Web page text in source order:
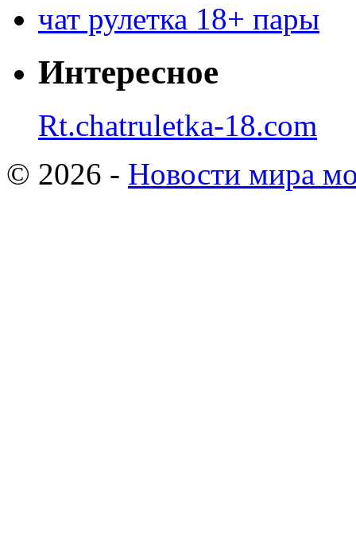
чат рулетка 18+ пары
Интересное
Rt.chatruletka-18.com
© 2026 - Новости мира